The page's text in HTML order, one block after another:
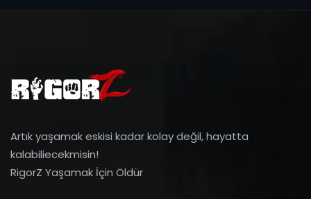
Artık yaşamak eskisi kadar kolay değil, hayatta
kalabiliecekmisin!
RigorZ Yaşamak İçin Öldür